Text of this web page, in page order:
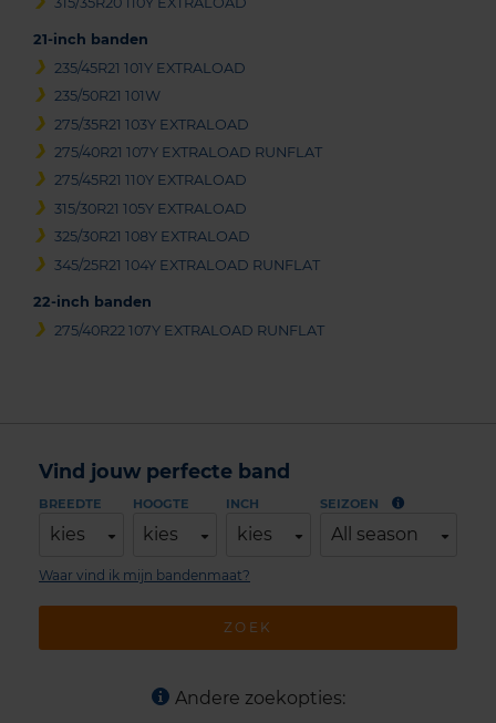
21-inch banden
235/45R21 101Y EXTRALOAD
235/50R21 101W
275/35R21 103Y EXTRALOAD
275/40R21 107Y EXTRALOAD RUNFLAT
275/45R21 110Y EXTRALOAD
315/30R21 105Y EXTRALOAD
325/30R21 108Y EXTRALOAD
345/25R21 104Y EXTRALOAD RUNFLAT
22-inch banden
275/40R22 107Y EXTRALOAD RUNFLAT
Vind jouw perfecte band
BREEDTE
kies
HOOGTE
kies
INCH
kies
SEIZOEN
All season
ZOEK
Waar vind ik mijn bandenmaat?
Andere zoekopties: